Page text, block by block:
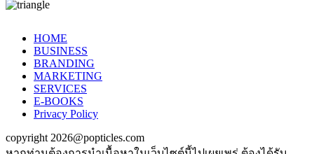
HOME
BUSINESS
BRANDING
MARKETING
SERVICES
E-BOOKS
Privacy Policy
copyright 2026@popticles.com